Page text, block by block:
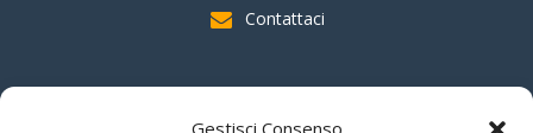
Gestisci Consenso
Contattaci
SOSTIENI AAS